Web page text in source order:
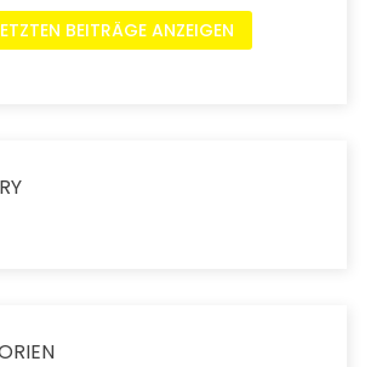
BEITRÄGE ANZEIGEN